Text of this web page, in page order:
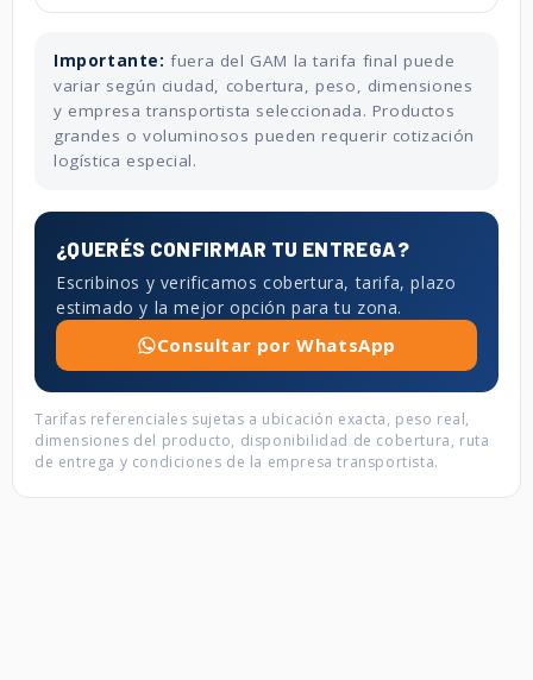
Importante: fuera del GAM la tarifa final puede
variar según ciudad, cobertura, peso, dimensiones
y empresa transportista seleccionada. Productos
grandes o voluminosos pueden requerir cotización
logística especial.
¿QUERÉS CONFIRMAR TU ENTREGA?
Escribinos y verificamos cobertura, tarifa, plazo
estimado y la mejor opción para tu zona.
Consultar por WhatsApp
Tarifas referenciales sujetas a ubicación exacta, peso real,
dimensiones del producto, disponibilidad de cobertura, ruta
de entrega y condiciones de la empresa transportista.